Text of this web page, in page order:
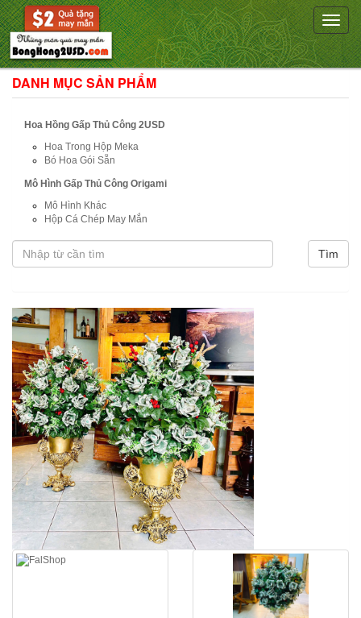
Toggle
DANH MỤC SẢN PHẨM
Hoa Hồng Gấp Thủ Công 2USD
Hoa Trong Hộp Meka
Bó Hoa Gói Sẵn
Mô Hình Gấp Thủ Công Origami
Mô Hình Khác
Hộp Cá Chép May Mắn